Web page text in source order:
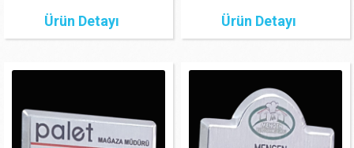
Ürün Detayı Ürün Detayı